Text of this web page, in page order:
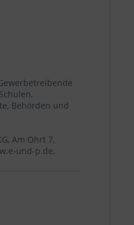
Behörden und
Am Ohrt 7,
und-p.de.